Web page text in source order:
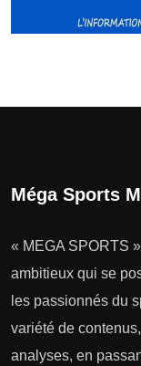
Méga Sports
« MEGA SPORTS
ambitieux qui se
les passionnés du
variété de
analyses, en